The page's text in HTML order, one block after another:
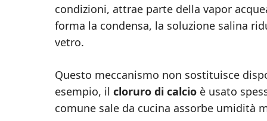
condizioni, attrae parte della vapor
forma la condensa, la soluzione salina
vetro.
Questo meccanismo non sostituisce
esempio, il cloruro di calcio è usato
comune sale da cucina assorbe umidità